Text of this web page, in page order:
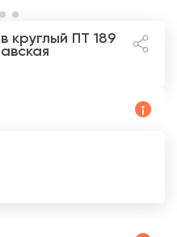
круглый ПТ 189